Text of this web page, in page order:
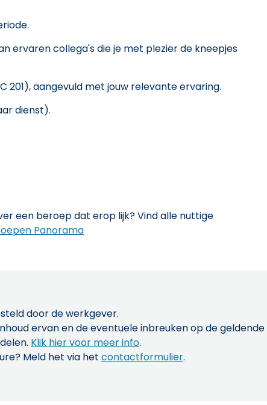
ervaren collega's die je met plezier de kneepjes
201), aangevuld met jouw relevante ervaring.
dienst).
een beroep dat erop lijk? Vind alle nuttige
Panorama
door de werkgever.
ervan en de eventuele inbreuken op de
Klik hier voor meer info.
Meld het via het contactformulier.